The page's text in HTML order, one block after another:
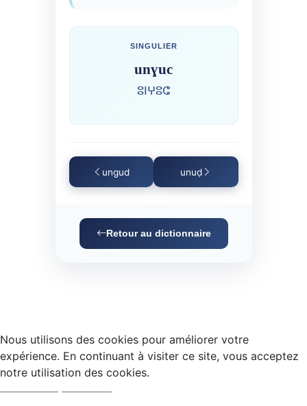
SINGULIER
unɣuc
ⵓⵏⵖⵓⵛ
ungud unuḍ
Retour au dictionnaire
Nous utilisons des cookies pour améliorer votre
expérience. En continuant à visiter ce site, vous acceptez
notre utilisation des cookies.